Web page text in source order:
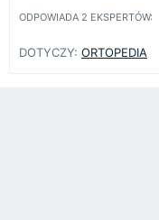
ODPOWIADA 2 EKSPERTÓW:
DOTYCZY: ORTOPEDIA